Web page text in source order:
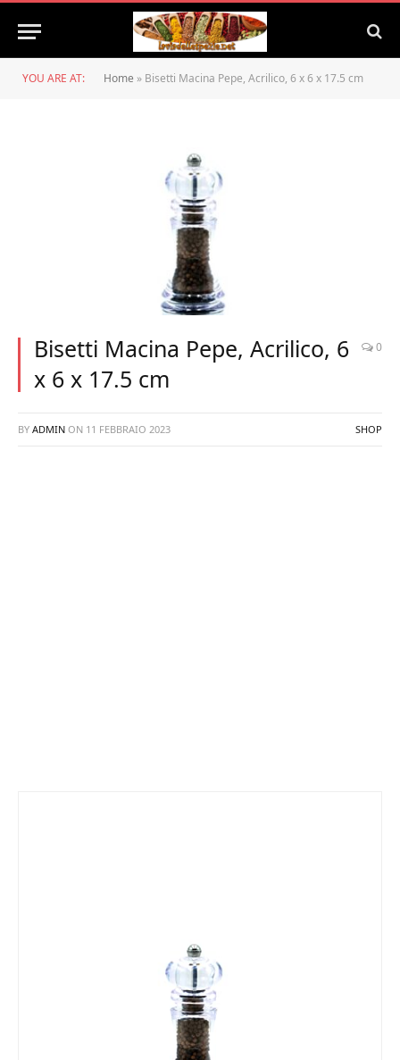
YOU ARE AT: Home » Bisetti Macina Pepe, Acrilico, 6 x 6 x 17.5 cm
Bisetti Macina Pepe, Acrilico, 6
x 6 x 17.5 cm
0
BY ADMIN ON 11 FEBBRAIO 2023 SHOP